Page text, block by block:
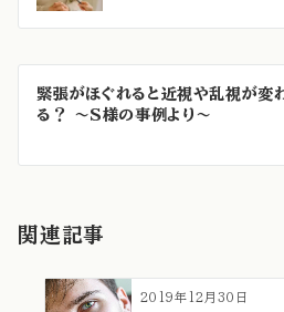
緊張がほぐれると近視や乱視が変
る？ ～S様の事例より～
関連記事
2019年12月30日